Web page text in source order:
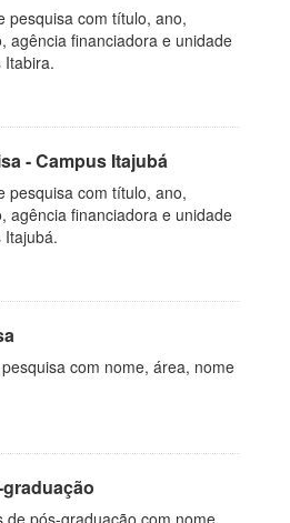
pesquisa com título, ano,
agência financiadora e unidade
Itabira.
- Campus Itajubá
pesquisa com título, ano,
agência financiadora e unidade
Itajubá.
com nome, área, nome
de pós-graduação com nome,